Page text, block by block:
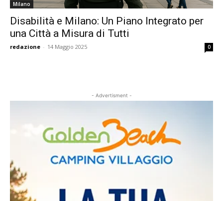
Milano
Disabilità e Milano: Un Piano Integrato per
una Città a Misura di Tutti
redazione - 14 Maggio 2025 0
- Advertisment -